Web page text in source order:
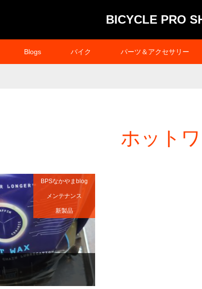
BICYCLE PRO
Blogs バイク パーツ＆アクセサリー
ホット
BPSなかやまblog
メンテナンス
新製品